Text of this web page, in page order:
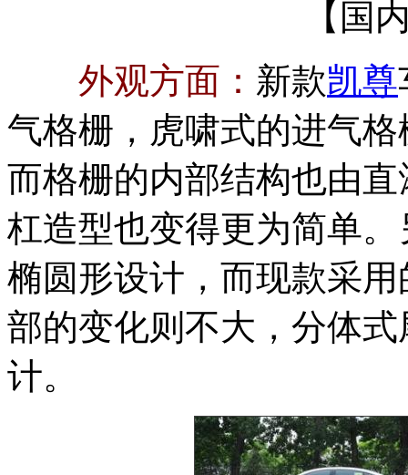
【国
外观方面： 新款凯尊
气格栅，虎啸式的进气
而格栅的内部结构也由
杠造型也变得更为简单。
椭圆形设计，而现款采
部的变化则不大，分体
计。